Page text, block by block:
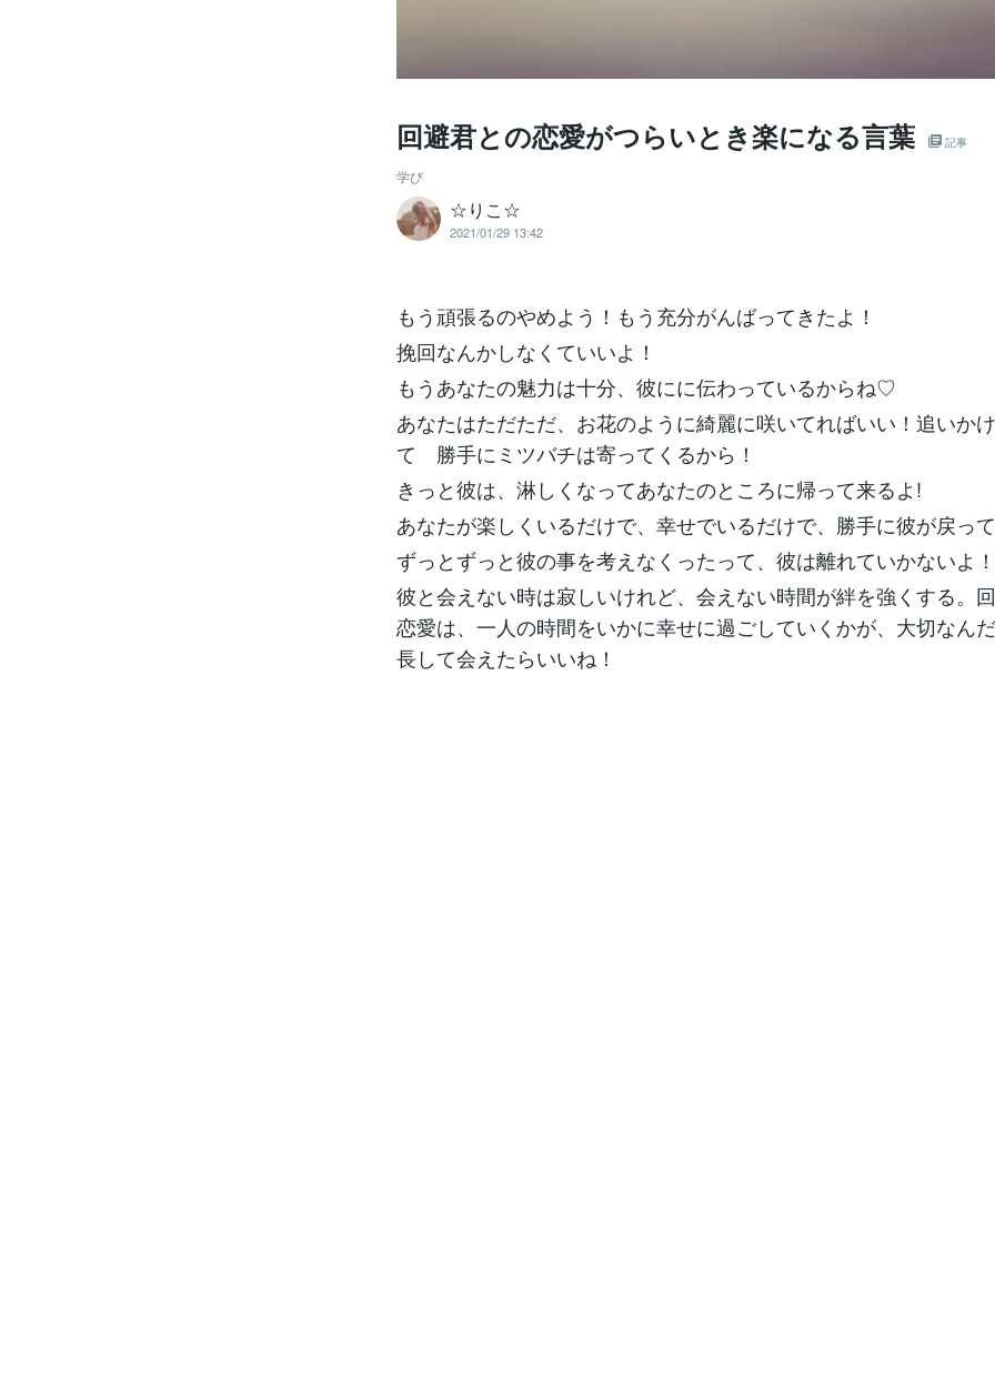
回避君との恋愛がつらいとき楽になる言葉 記事
学び
☆りこ☆
2021/01/29 13:42
もう頑張るのやめよう！もう充分がんばってきたよ！
挽回なんかしなくていいよ！
もうあなたの魅力は十分、彼にに伝わっているからね♡
あなたはただただ、お花のように綺麗に咲いてればいい！追いか
て 勝手にミツバチは寄ってくるから！
きっと彼は、淋しくなってあなたのところに帰って来るよ!
あなたが楽しくいるだけで、幸せでいるだけで、勝手に彼が戻っ
ずっとずっと彼の事を考えなくったって、彼は離れていかないよ！
彼と会えない時は寂しいけれど、会えない時間が絆を強くする。
恋愛は、一人の時間をいかに幸せに過ごしていくかが、大切なん
長して会えたらいいね！